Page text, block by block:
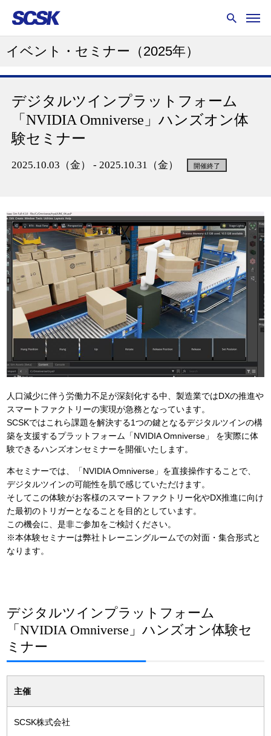
イベント・セミナー （2025年）
デジタルツインプラットフォーム
「NVIDIA Omniverse」ハンズオン体
験セミナー
2025.10.03（金） - 2025.10.31（金） 開催終了
人口減少に伴う労働力不足が深刻化する中、製造業ではDXの推進や
スマートファクトリーの実現が急務となっています。
SCSKではこれら課題を解決する1つの鍵となるデジタルツインの構
築を支援するプラットフォーム「NVIDIA Omniverse」 を実際に体
験できるハンズオンセミナーを開催いたします。
本セミナーでは、「NVIDIA Omniverse」を直接操作することで、
デジタルツインの可能性を肌で感じていただけます。
そしてこの体験がお客様のスマートファクトリー化やDX推進に向け
た最初のトリガーとなることを目的としています。
この機会に、是非ご参加をご検討ください。
※本体験セミナーは弊社トレーニングルームでの対面・集合形式と
なります。
デジタルツインプラットフォーム
「NVIDIA Omniverse」ハンズオン体験セ
ミナー
主催
SCSK株式会社